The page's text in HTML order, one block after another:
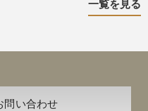
一覧を見る
問い合わせ